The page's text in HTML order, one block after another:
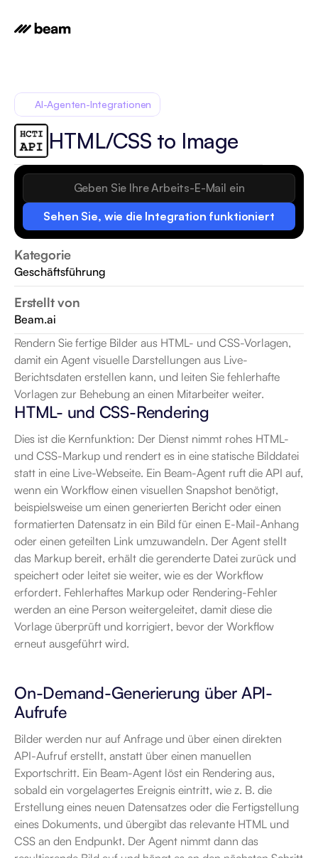
Sehen Sie, wie die Integration funktioniert
Kategorie
Geschäftsführung
Erstellt von
Beam.ai
AI-Agenten-Integrationen
HTML/CSS to Image
Rendern Sie fertige Bilder aus HTML- und CSS-Vorlagen,
damit ein Agent visuelle Darstellungen aus Live-
Berichtsdaten erstellen kann, und leiten Sie fehlerhafte
Vorlagen zur Behebung an einen Mitarbeiter weiter.
HTML- und CSS-Rendering
Dies ist die Kernfunktion: Der Dienst nimmt rohes HTML-
und CSS-Markup und rendert es in eine statische Bilddatei
statt in eine Live-Webseite. Ein Beam-Agent ruft die API auf,
wenn ein Workflow einen visuellen Snapshot benötigt,
beispielsweise um einen generierten Bericht oder einen
formatierten Datensatz in ein Bild für einen E-Mail-Anhang
oder einen geteilten Link umzuwandeln. Der Agent stellt
das Markup bereit, erhält die gerenderte Datei zurück und
speichert oder leitet sie weiter, wie es der Workflow
erfordert. Fehlerhaftes Markup oder Rendering-Fehler
werden an eine Person weitergeleitet, damit diese die
Vorlage überprüft und korrigiert, bevor der Workflow
erneut ausgeführt wird.
On-Demand-Generierung über API-
Aufrufe
Bilder werden nur auf Anfrage und über einen direkten
API-Aufruf erstellt, anstatt über einen manuellen
Exportschritt. Ein Beam-Agent löst ein Rendering aus,
sobald ein vorgelagertes Ereignis eintritt, wie z. B. die
Erstellung eines neuen Datensatzes oder die Fertigstellung
eines Dokuments, und übergibt das relevante HTML und
CSS an den Endpunkt. Der Agent nimmt dann das